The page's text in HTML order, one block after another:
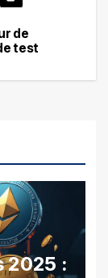
de
test
2025 :